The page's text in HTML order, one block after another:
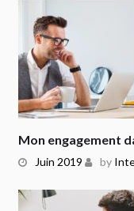
Juin 2019 by
Mon engagement